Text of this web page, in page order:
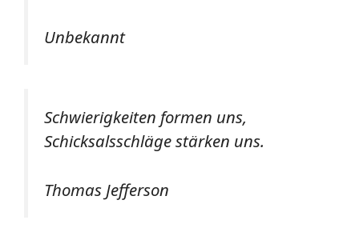
Unbekannt
Schwierigkeiten formen uns,
Schicksalsschläge stärken uns.
Thomas Jefferson